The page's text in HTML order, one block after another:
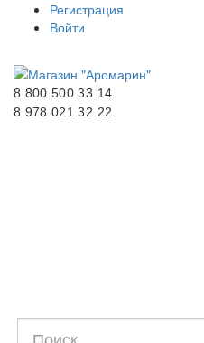
Регистрация
Войти
8 800 500 33 14
8 978 021 32 22